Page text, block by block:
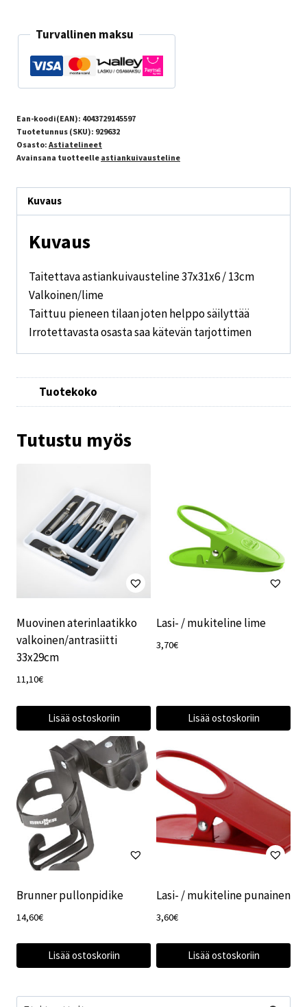
Turvallinen maksu
Ean-koodi(EAN): 4043729145597
Tuotetunnus (SKU): 929632
Osasto: Astiatelineet
Avainsana tuotteelle astiankuivausteline
Kuvaus
Kuvaus
Taitettava astiankuivausteline 37x31x6 / 13cm
Valkoinen/lime
Taittuu pieneen tilaan joten helppo säilyttää
Irrotettavasta osasta saa kätevän tarjottimen
Tuotekoko
Tutustu myös
Muovinen aterinlaatikko
valkoinen/antrasiitti
33x29cm
11,10€
Lisää ostoskoriin
Lasi- / mukiteline lime
3,70€
Lisää ostoskoriin
Brunner pullonpidike
14,60€
Lisää ostoskoriin
Lasi- / mukiteline punainen
3,60€
Lisää ostoskoriin